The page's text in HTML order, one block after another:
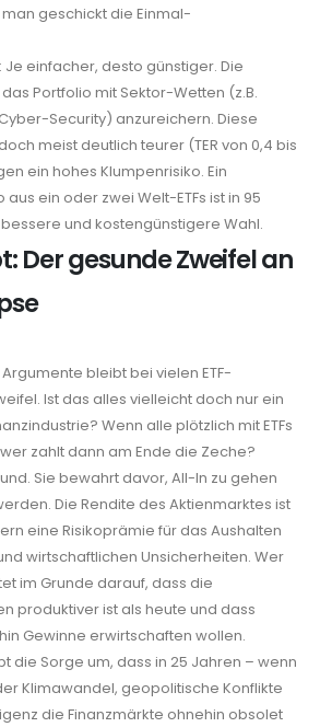
geschickt die Einmal-
Je einfacher, desto günstiger. Die
Portfolio mit Sektor-Wetten (z.B.
Security) anzureichern. Diese
meist deutlich teurer (TER von 0,4 bis
ein hohes Klumpenrisiko. Ein
ein oder zwei Welt-ETFs ist in 95
und kostengünstigere Wahl.
Der gesunde Zweifel an
bleibt bei vielen ETF-
Ist das alles vielleicht doch nur ein
Wenn alle plötzlich mit ETFs
zahlt dann am Ende die Zeche?
Sie bewahrt davor, All-In zu gehen
Die Rendite des Aktienmarktes ist
eine Risikoprämie für das Aushalten
wirtschaftlichen Unsicherheiten. Wer
im Grunde darauf, dass die
produktiver ist als heute und dass
Gewinne erwirtschaften wollen.
die Sorge um, dass in 25 Jahren – wenn
Klimawandel, geopolitische Konflikte
die Finanzmärkte ohnehin obsolet